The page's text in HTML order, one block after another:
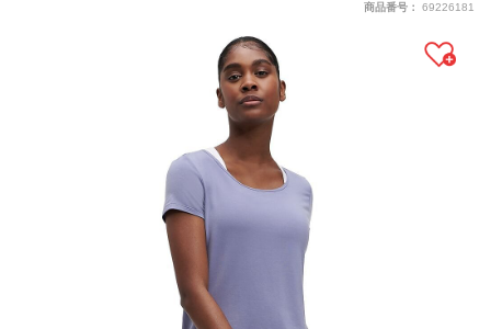
商品番号： 69226181